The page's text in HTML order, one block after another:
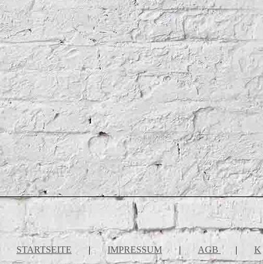
STARTSEITE | IMPRESSUM | AGB | K